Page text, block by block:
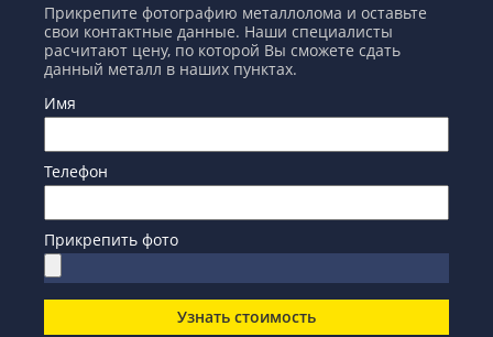
Прикрепите фотографию металлолома и оставьте
свои контактные данные. Наши специалисты
расчитают цену, по которой Вы сможете сдать
данный металл в наших пунктах.
Имя
Телефон
Прикрепить фото
Узнать стоимость